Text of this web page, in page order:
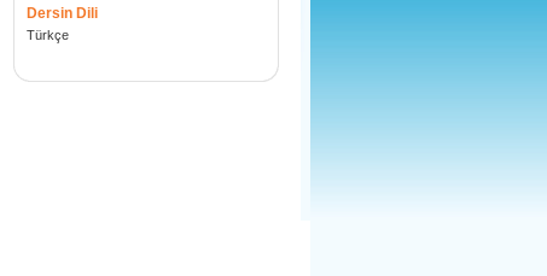
Dersin Dili
Türkçe